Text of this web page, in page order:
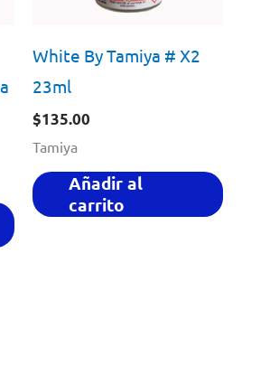
White By Tamiya # X2
23ml
$135.00
Tamiya
Añadir al
carrito